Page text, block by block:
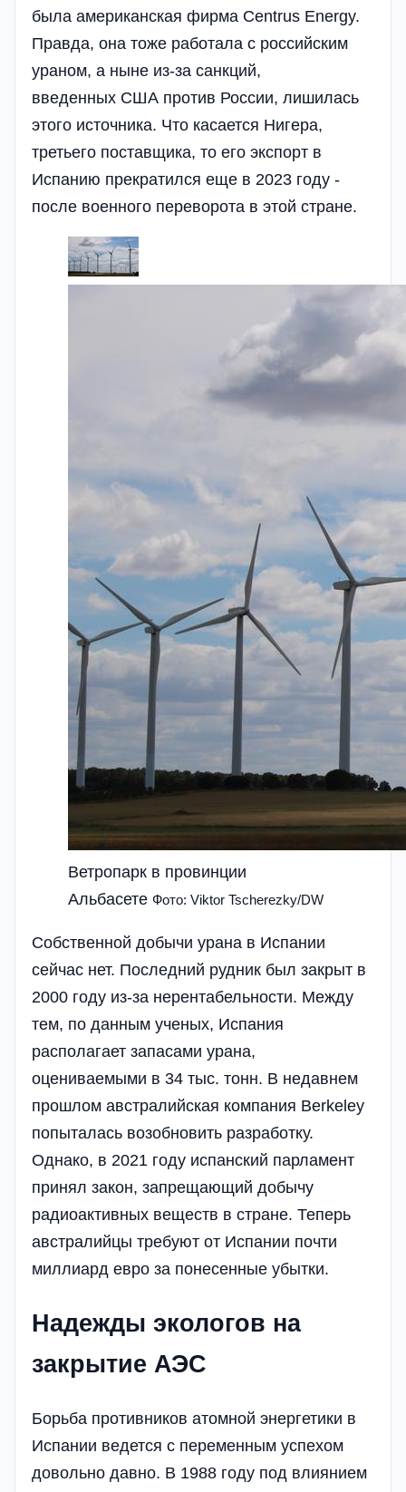
была американская фирма Centrus Energy.
Правда, она тоже работала с российским
ураном, а ныне из-за санкций,
введенных США против России, лишилась
этого источника. Что касается Нигера,
третьего поставщика, то его экспорт в
Испанию прекратился еще в 2023 году -
после военного переворота в этой стране.
Ветропарк в провинции
Альбасете Фото: Viktor Tscherezky/DW
Собственной добычи урана в Испании
сейчас нет. Последний рудник был закрыт в
2000 году из-за нерентабельности. Между
тем, по данным ученых, Испания
располагает запасами урана,
оцениваемыми в 34 тыс. тонн. В недавнем
прошлом австралийская компания Berkeley
попыталась возобновить разработку.
Однако, в 2021 году испанский парламент
принял закон, запрещающий добычу
радиоактивных веществ в стране. Теперь
австралийцы требуют от Испании почти
миллиард евро за понесенные убытки.
Надежды экологов на
закрытие АЭС
Борьба противников атомной энергетики в
Испании ведется с переменным успехом
довольно давно. В 1988 году под влиянием